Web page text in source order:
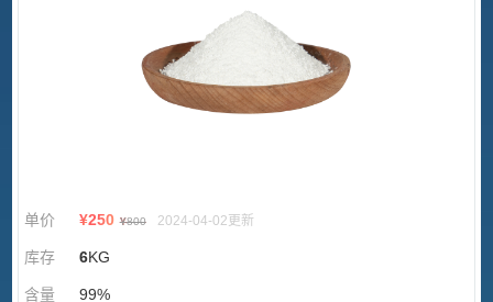
单价 ¥250 ¥800 2024-04-02更新
库存 6KG
含量 99%